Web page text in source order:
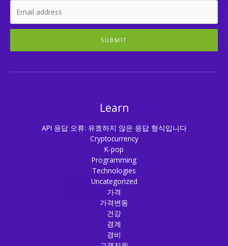
SUBMIT
Learn
API 응답 오류: 유효하지 않은 응답 형식입니다
Cryptocurrency
K-pop
Programming
Technologies
Uncategorized
가격
가격변동
건강
경계
경비